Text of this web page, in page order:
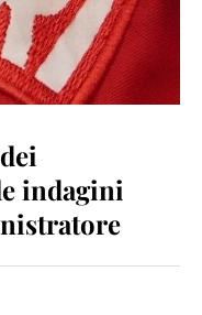
indagini